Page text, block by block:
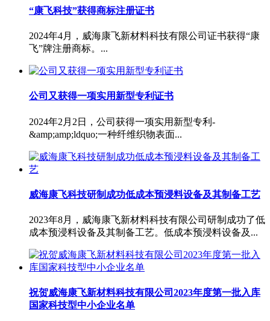
“康飞科技”获得商标注册证书
2024年4月，威海康飞新材料科技有限公司证书获得“康
飞”牌注册商标。...
公司又获得一项实用新型专利证书
2024年2月2日，公司获得一项实用新型专利-
&amp;amp;ldquo;一种纤维织物表面...
威海康飞科技研制成功低成本预浸料设备及其制备工艺
2023年8月，威海康飞新材料科技有限公司研制成功了低
成本预浸料设备及其制备工艺。低成本预浸料设备及...
祝贺威海康飞新材料科技有限公司2023年度第一批入库
国家科技型中小企业名单